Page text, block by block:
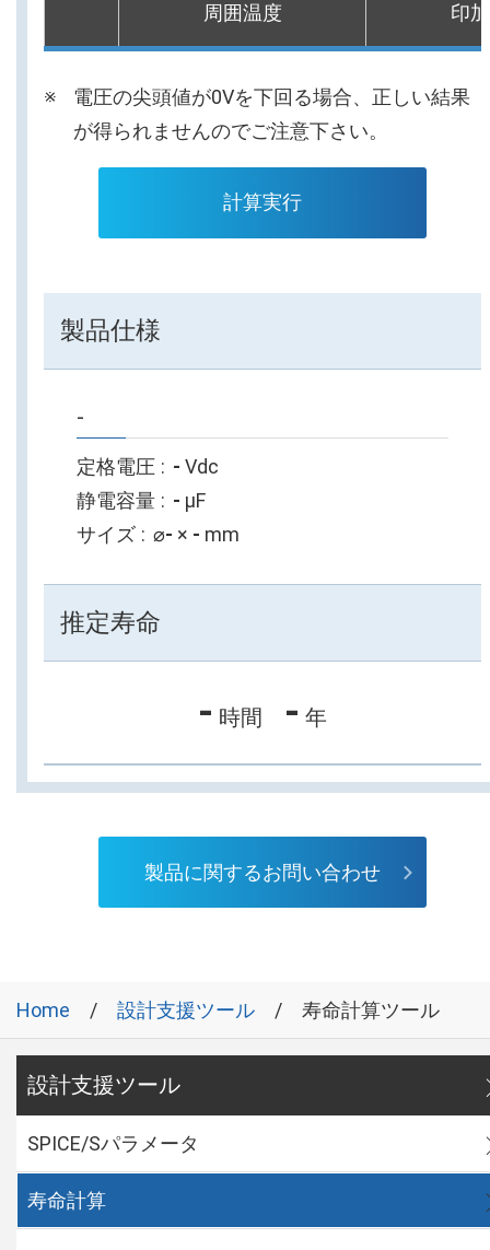
周囲温度 印
電圧の尖頭値が0Vを下回る場合、正しい結果
が得られませんのでご注意下さい。
計算実行
製品仕様
-
定格電圧 - Vdc
静電容量
- µF
サイズ
⌀- × - mm
推定寿命
- 時間 - 年
製品に関するお問い合わせ
Home 設計支援ツール 寿命計算ツール
設計支援ツール
SPICE/Sパラメータ
寿命計算